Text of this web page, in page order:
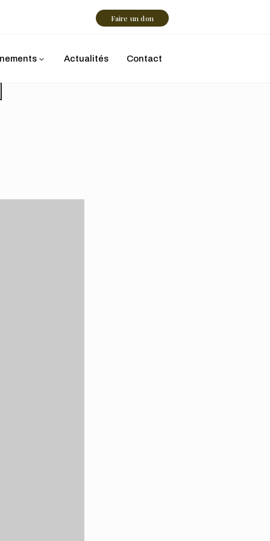
Faire un don
Actualités Contact